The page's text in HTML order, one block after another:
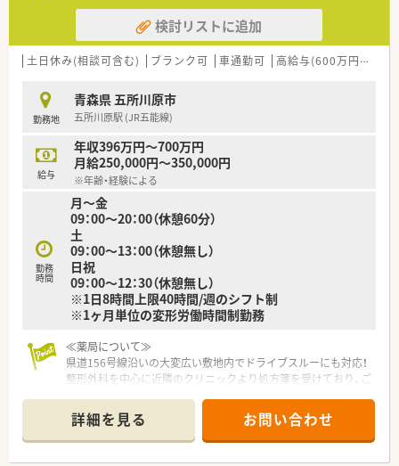
検討リストに追加
土日休み(相談可含む) ブランク可 車通勤可 高給与(600万円以上)
勤務地
青森県 五所川原市
五所川原駅 (JR五能線)
給与
年収396万円～700万円
月給250,000円～350,000円
※年齢・経験による
勤務
時間
月～金
09：00～20：00（休憩60分）
土
09：00～13：00（休憩無し）
日祝
09：00～12：30（休憩無し）
※1日8時間上限40時間/週のシフト制
※1ヶ月単位の変形労働時間制勤務
≪薬局について≫
県道156号線沿いの大変広い敷地内でドライブスルーにも対応！
整形外科を中心に近隣のクリニックより処方箋を受けており、ご
様との距離が近く、じっくりと服薬指導いただける環境です。
スタッフ間のコミュニケーションもしっかりと取れる、明るい雰
囲気の店舗です。
詳細を見る お問い合わせ